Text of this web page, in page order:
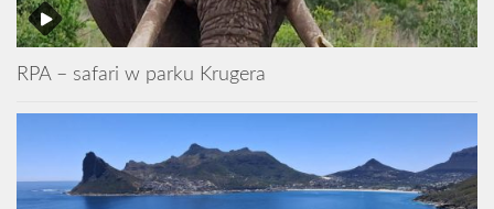
RPA – safari w parku Krugera